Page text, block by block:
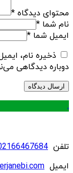
محتوای دیدگاه *
نام شما *
ایمیل شما *
ذخیره نام،
دوباره دیدگاهی
.
تلفن
ایمیل